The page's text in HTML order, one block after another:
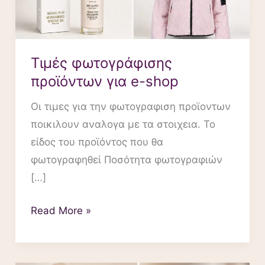
Τιμές φωτογράφισης
προϊόντων για e-shop
Οι τιμες για την φωτογραφιση προϊοντων
ποικιλουν αναλογα με τα στοιχεια. Το
είδος του προϊόντος που θα
φωτογραφηθεί Ποσότητα φωτογραφιών
[…]
Read More »